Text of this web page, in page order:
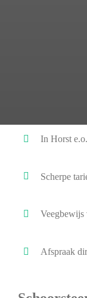
In Horst e.o.
Scherpe
Veegbewijs
Afspraak